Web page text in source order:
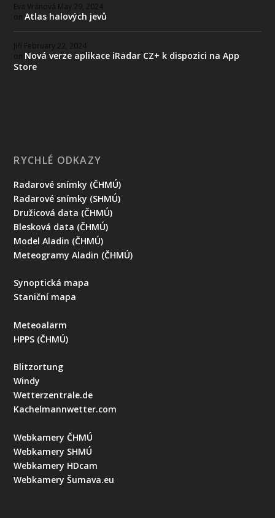
Eva Vránová May 29, 2024
onAtlas halových jevů
Jiří February 22, 2024
on Nová verze aplikace iRadar CZ+ k dispozici na App
Store
RYCHLÉ ODKAZY
Radarové snímky (ČHMÚ)
Radarové snímky (SHMÚ)
Družicová data (ČHMÚ)
Blesková data (ČHMÚ)
Model Aladin (ČHMÚ)
Meteogramy Aladin (ČHMÚ)
Synoptická mapa
Staniční mapa
Meteoalarm
HPPS (ČHMÚ)
Blitzortung
Windy
Wetterzentrale.de
Kachelmannwetter.com
Webkamery ČHMÚ
Webkamery SHMÚ
Webkamery HDcam
Webkamery Šumava.eu